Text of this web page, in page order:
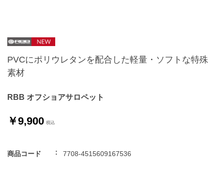
RBB オフショアサロペット
PVCにポリウレタンを配合した軽量・ソフトな特殊
素材
￥9,900
商品コード 7708-4515609167536